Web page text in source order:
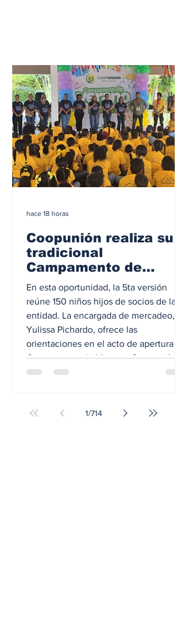
Coopunión realiza su
tradicional
Campamento de
Verano 2026
En esta oportunidad, la 5ta versión
reúne 150 niños hijos de socios de la
entidad. La encargada de mercadeo,
Yulissa Pichardo, ofrece las
orientaciones en el acto de apertura del
Campamento de Verano, Coopunión
2026. POR RAFAEL SANTO SALCEDO.
Coopunión 2026, el cual se inició este
hace 18 horas
1/714